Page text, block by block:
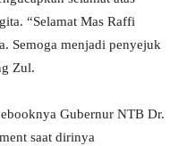
“Selamat Mas Raffi
Semoga menjadi penyejuk
Zul.
Gubernur NTB Dr.
saat dirinya